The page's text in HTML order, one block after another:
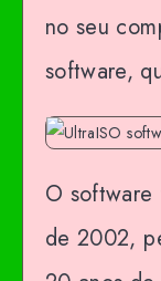
no seu
software,
O
de 2002,